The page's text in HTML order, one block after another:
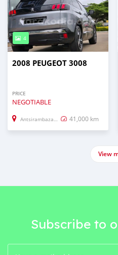
4
2008 PEUGEOT 3008
PRICE
NEGOTIABLE
Antsirambazaha (Andoany, Hell–City) 41,000 km
View
Subscribe to